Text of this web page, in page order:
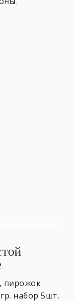
пирожок
набор 5шт.